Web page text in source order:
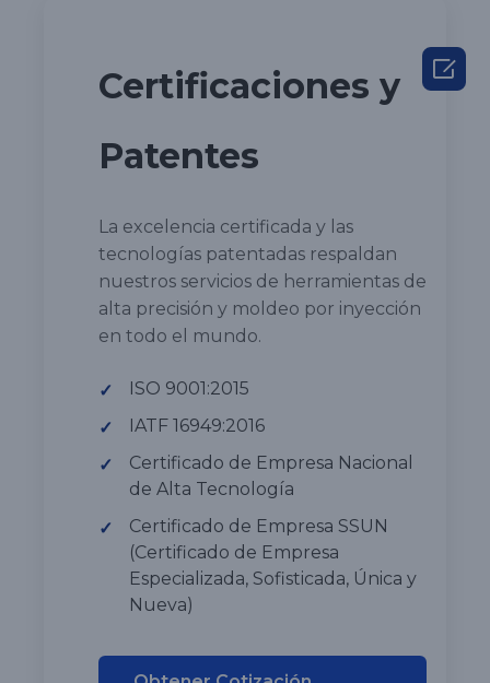
Certificaciones y
Patentes
La excelencia certificada y las
tecnologías patentadas respaldan
nuestros servicios de herramientas de
alta precisión y moldeo por inyección
en todo el mundo.
✓
ISO 9001:2015
✓
IATF 16949:2016
✓
Certificado de Empresa Nacional
de Alta Tecnología
✓
Certificado de Empresa SSUN
(Certificado de Empresa
Especializada, Sofisticada, Única y
Nueva)
